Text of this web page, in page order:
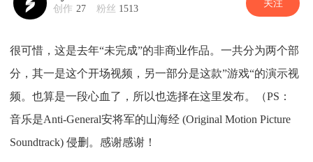
创作 27 粉丝 1513 关注
很可惜，这是去年“未完成”的非商业作品。一共分为两个部
分，其一是这个开场视频，另一部分是这款”游戏“的演示视
频。也算是一段心血了，所以也选择在这里发布。（PS：
音乐是Anti-General安将军的山海经 (Original Motion Picture
Soundtrack) 侵删。感谢感谢！